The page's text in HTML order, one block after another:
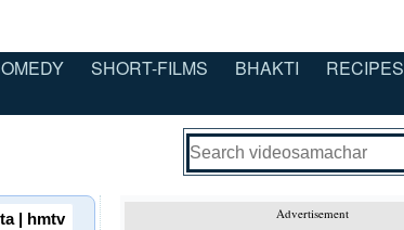
SHORT-FILMS BHAKTI
RECIPES
Advertisement
| hmtv